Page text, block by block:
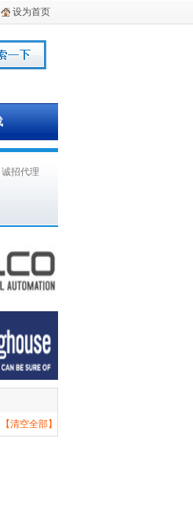
设为首页
诚招代理
【清空全部】